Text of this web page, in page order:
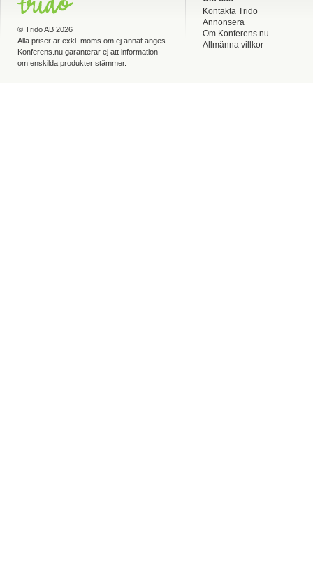
© Trido AB 2026
Alla priser är exkl. moms om ej annat anges.
Konferens.nu garanterar ej att information
om enskilda produkter stämmer.
Kontakta Trido
Annonsera
Om Konferens.nu
Allmänna villkor